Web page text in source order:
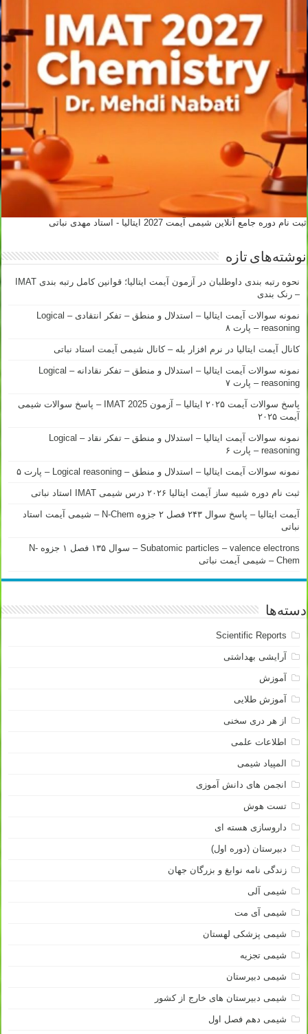
ثبت نام دوره جامع آنلاین شیمی آیمت 2027 ایتالیا - استاد مهدی نباتی
نوشته‌های تازه
نحوه رتبه بندی داوطلبان در آزمون آیمت ایتالیا؛ قوانین کامل رتبه بندی IMAT
– رنک بندی
نمونه سوالات آیمت ایتالیا – استدلال و منطق – تفکر انتقادی – Logical
reasoning – پارت ۸
کانال آیمت ایتالیا در نرم افزار بله – کانال شیمی آیمت استاد نباتی
نمونه سوالات آیمت ایتالیا – استدلال و منطق – تفکر نقادانه – Logical
reasoning – پارت ۷
پاسخ سوالات آیمت ۲۰۲۵ ایتالیا – آزمون IMAT 2025 – پاسخ سوالات شیمی
آیمت ۲۰۲۵
نمونه سوالات آیمت ایتالیا – استدلال و منطق – تفکر نقاد – Logical
reasoning – پارت ۶
نمونه سوالات آیمت ایتالیا – استدلال و منطق – Logical reasoning – پارت ۵
ثبت نام دوره شبیه ساز آیمت ایتالیا ۲۰۲۶ درس شیمی IMAT استاد نباتی
آیمت ایتالیا – پاسخ سوال ۲۴۳ فصل ۲ جزوه N-Chem – شیمی آیمت استاد
نباتی
Subatomic particles – valence electrons – سوال ۱۳۵ فصل ۱ جزوه N-
Chem – شیمی آیمت نباتی
دسته‌ها
Scientific Reports
آرایشی بهداشتی
آموزش
آموزش طلایی
از هر دری سخنی
اطلاعات علمی
المپیاد شیمی
انجمن های دانش آموزی
تست هوش
داروسازی هسته ای
دبیرستان (دوره اول)
زندگی نامه نوابغ و بزرگان جهان
شیمی آلی
شیمی آی مت
شیمی پزشکی لهستان
شیمی تجزیه
شیمی دبیرستان
شیمی دبیرستان های خارج از کشور
شیمی دهم فصل اول